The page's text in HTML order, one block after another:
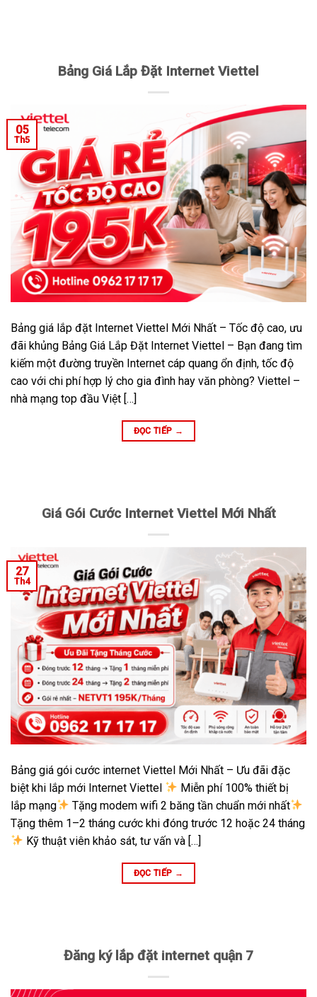
Bảng Giá Lắp Đặt Internet Viettel
05
Th5
Bảng giá lắp đặt Internet Viettel Mới Nhất – Tốc độ cao, ưu
đãi khủng Bảng Giá Lắp Đặt Internet Viettel – Bạn đang tìm
kiếm một đường truyền Internet cáp quang ổn định, tốc độ
cao với chi phí hợp lý cho gia đình hay văn phòng? Viettel –
nhà mạng top đầu Việt […]
ĐỌC TIẾP →
Giá Gói Cước Internet Viettel Mới Nhất
27
Th4
Bảng giá gói cước internet Viettel Mới Nhất – Ưu đãi đặc
biệt khi lắp mới Internet Viettel
Miễn phí 100% thiết bị
lắp mạng
Tặng modem wifi 2 băng tần chuẩn mới nhất
Tặng thêm 1–2 tháng cước khi đóng trước 12 hoặc 24 tháng
Kỹ thuật viên khảo sát, tư vấn và […]
ĐỌC TIẾP →
Đăng ký lắp đặt internet quận 7